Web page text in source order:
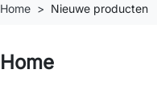
Home Nieuwe producten
Home